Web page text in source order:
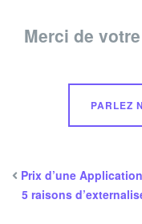
Merci de
PARLEZ
Prix d’une
5 raisons